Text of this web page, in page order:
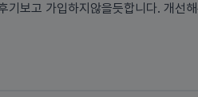
기보고 가입하지않을듯합니다. 개선